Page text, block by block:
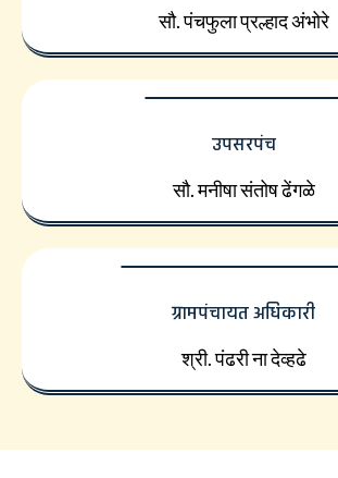
सौ. पंचफुला प्रल्हाद अंभोरे
उपसरपंच
सौ. मनीषा संतोष ढेंगळे
ग्रामपंचायत अधिकारी
श्री. पंढरी ना देव्हढे